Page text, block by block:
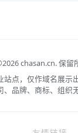
2026 chasan.cn.保留
站点，仅作域名展示
、品牌、商标、组织